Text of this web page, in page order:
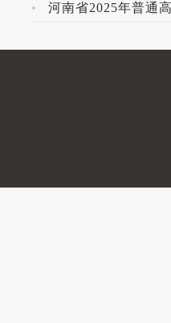
河南省2025年普通